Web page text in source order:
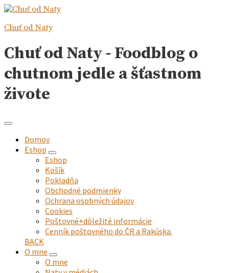
Chuť od Naty
Chuť od Naty - Foodblog o
chutnom jedle a šťastnom
živote
Domov
Eshop
expand
child
menu
Eshop
Košík
Pokladňa
Obchodné podmienky
Ochrana osobných údajov
Cookies
Poštovné+dôležité informácie
Cenník poštovného do ČR a Rakúska.
BACK
O mne
expand
child
O mne